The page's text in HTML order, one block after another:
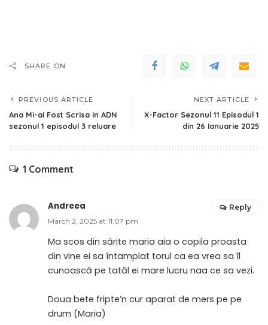
SHARE ON
PREVIOUS ARTICLE
Ana Mi-ai Fost Scrisa in ADN
sezonul 1 episodul 3 reluare
NEXT ARTICLE
X-Factor Sezonul 11 Episodul 1
din 26 Ianuarie 2025
1 Comment
Andreea
March 2, 2025 at 11:07 pm
Ma scos din sărite maria aia o copila proasta
din vine ei sa întamplat torul ca ea vrea sa îl
cunoască pe tatăl ei mare lucru naa ce sa vezi.
Doua bete fripte’n cur aparat de mers pe pe
drum (Maria)
Reply